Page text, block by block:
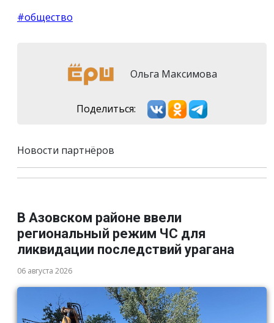
#общество
Ольга Максимова
Поделиться:
Новости партнёров
В Азовском районе ввели
региональный режим ЧС для
ликвидации последствий урагана
06 августа 2026